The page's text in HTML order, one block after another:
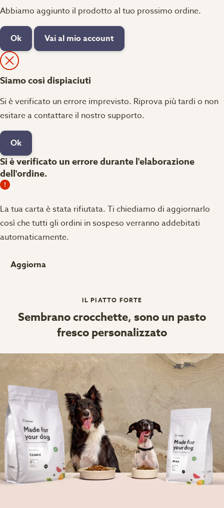
Abbiamo aggiunto il prodotto al tuo prossimo ordine.
Ok Vai al mio account
Siamo così dispiaciuti
Si è verificato un errore imprevisto. Riprova più tardi o non
esitare a contattare il nostro supporto.
Ok
Si è verificato un errore durante l'elaborazione
dell'ordine.
La tua carta è stata rifiutata. Ti chiediamo di aggiornarlo
così che tutti gli ordini in sospeso verranno addebitati
automaticamente.
Aggiorna
IL PIATTO FORTE
Sembrano crocchette, sono un pasto
fresco personalizzato